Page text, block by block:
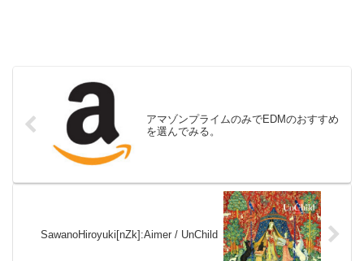
アマゾンプライムのみでEDMのおすすめ
を選んでみる。
SawanoHiroyuki[nZk]:Aimer / UnChild